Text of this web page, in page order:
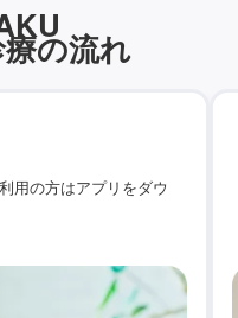
の流れ
用の方はアプリをダウ